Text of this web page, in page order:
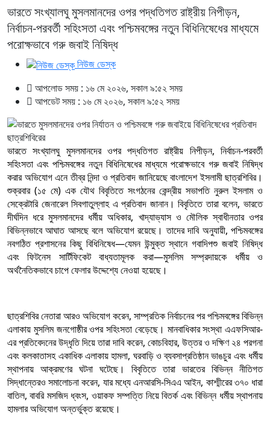
ভারতে সংখ্যালঘু মুসলমানদের ওপর পদ্ধতিগত রাষ্ট্রীয় নিপীড়ন,
নির্বাচন-পরবর্তী সহিংসতা এবং পশ্চিমবঙ্গের নতুন বিধিনিষেধের মাধ্যমে
পরোক্ষভাবে গরু জবাই নিষিদ্ধ
নিউজ ডেস্ক
আপলোড সময় : ১৬ মে ২০২৬, সকাল ৯:৫২ সময়
আপডেট সময় : ১৬ মে ২০২৬, সকাল ৯:৫২ সময়
ভারতে সংখ্যালঘু মুসলমানদের ওপর পদ্ধতিগত রাষ্ট্রীয় নিপীড়ন, নির্বাচন-পরবর্তী
সহিংসতা এবং পশ্চিমবঙ্গের নতুন বিধিনিষেধের মাধ্যমে পরোক্ষভাবে গরু জবাই নিষিদ্ধ
করার অভিযোগ এনে তীব্র নিন্দা ও প্রতিবাদ জানিয়েছে বাংলাদেশ ইসলামী ছাত্রশিবির।
শুক্রবার (১৫ মে) এক যৌথ বিবৃতিতে সংগঠনের কেন্দ্রীয় সভাপতি নুরুল ইসলাম ও
সেক্রেটারি জেনারেল সিবগাতুল্লাহ এ প্রতিবাদ জানান। বিবৃতিতে তারা বলেন, ভারতে
দীর্ঘদিন ধরে মুসলমানদের ধর্মীয় অধিকার, খাদ্যাভ্যাস ও মৌলিক স্বাধীনতার ওপর
বিভিন্নভাবে আঘাত আসছে বলে অভিযোগ রয়েছে। তাদের দাবি অনুযায়ী, পশ্চিমবঙ্গের
নবগঠিত প্রশাসনের কিছু বিধিনিষেধ—যেমন উন্মুক্ত স্থানে গবাদিপশু জবাই নিষিদ্ধ
এবং ফিটনেস সার্টিফিকেট বাধ্যতামূলক করা—মুসলিম সম্প্রদায়কে ধর্মীয় ও
অর্থনৈতিকভাবে চাপে ফেলার উদ্দেশ্যে নেওয়া হয়েছে।
ছাত্রশিবির নেতারা আরও অভিযোগ করেন, সাম্প্রতিক নির্বাচনের পর পশ্চিমবঙ্গের বিভিন্ন
এলাকায় মুসলিম জনগোষ্ঠীর ওপর সহিংসতা বেড়েছে। মানবাধিকার সংস্থা এএফসিআর-
এর প্রতিবেদনের উদ্ধৃতি দিয়ে তারা দাবি করেন, কোচবিহার, উত্তর ও দক্ষিণ ২৪ পরগনা
এবং কলকাতাসহ একাধিক এলাকায় হামলা, ঘরবাড়ি ও ব্যবসাপ্রতিষ্ঠান ভাঙচুর এবং ধর্মীয়
স্থাপনায় আক্রমণের ঘটনা ঘটেছে। বিবৃতিতে তারা ভারতের বিভিন্ন নীতিগত
সিদ্ধান্তেরও সমালোচনা করেন, যার মধ্যে এনআরসি-সিএএ আইন, কাশ্মীরের ৩৭০ ধারা
বাতিল, বাবরি মসজিদ ধ্বংস, ওয়াকফ সম্পত্তি নিয়ে বিতর্ক এবং বিভিন্ন ধর্মীয় স্থাপনায়
হামলার অভিযোগ অন্তর্ভুক্ত রয়েছে।